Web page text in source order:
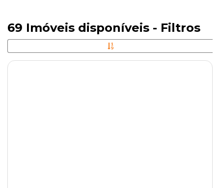
69 Imóveis disponíveis - Filtros